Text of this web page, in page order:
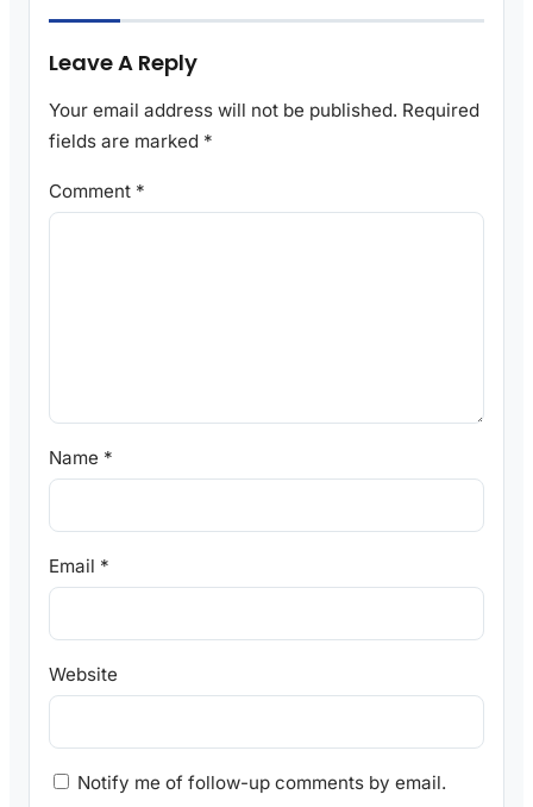
Leave A Reply
Your email address will not be published. Required
fields are marked *
Comment *
Name *
Email *
Website
Notify me of follow-up comments by email.